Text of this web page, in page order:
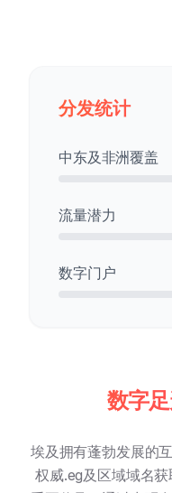
分发统计
中东及非洲覆盖
流量潜力
数字门户
数字
埃及拥有蓬勃发展的
权威.eg及区域域名